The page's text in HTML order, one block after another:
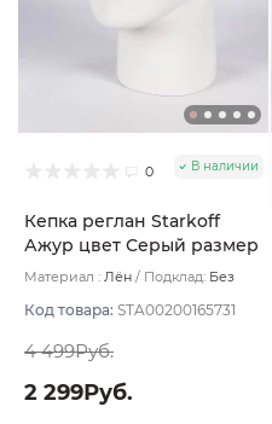
0 В наличии
Кепка реглан Starkoff
Ажур цвет Серый размер
56
Материал : Лён Подклад: Без
Код товара: STA00200165731
4 499Руб.
2 299Руб.